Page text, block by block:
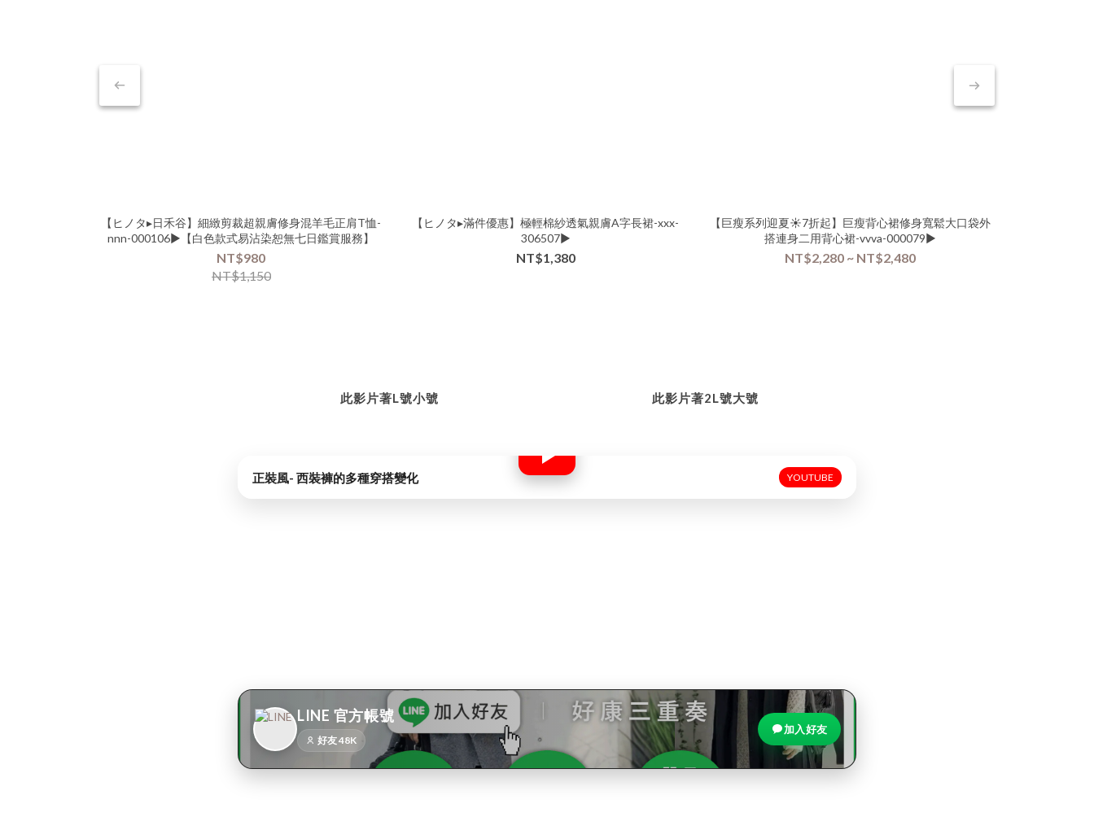
【ヒノタ▸日禾谷】細緻剪裁超親膚修身混羊毛正肩T恤-
nnn-000106▶【白色款式易沾染恕無七日鑑賞服務】
NT$980
NT$1,150
【ヒノタ▸滿件優惠】極輕棉紗透氣親膚A字長裙-xxx-
306507▶
NT$1,380
【巨瘦系列迎夏☀️7折起】巨瘦背心裙修身寬鬆大口袋外
搭連身二用背心裙-vvva-000079▶
NT$2,280 ~ NT$2,480
此影片著L號小號 此影片著2L號大號
正裝風- 西裝褲的多種穿搭變化 YOUTUBE
LINE 官方帳號
好友 48K
加入好友